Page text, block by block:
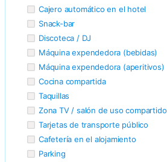
Cajero automático en el hotel
Snack-bar
Discoteca / DJ
Máquina expendedora (bebidas)
Máquina expendedora (aperitivos)
Cocina compartida
Taquillas
Zona TV / salón de uso compartido
Tarjetas de transporte público
Cafetería en el alojamiento
Parking